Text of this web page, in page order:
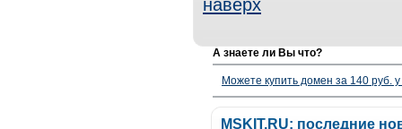
наверх
А знаете ли Вы что?
Можете купить домен за 140 руб.
MSKIT.RU: последние